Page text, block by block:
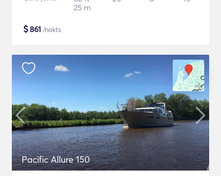
25 m
$861 /nakts
Pacific Allure 150